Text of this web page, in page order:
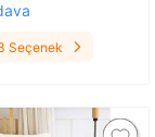
Seçenek